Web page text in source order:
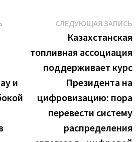
и
СЛЕДУЮЩАЯ ЗАПИСЬ
Казахстанская
топливная ассоциация
поддерживает курс
Президента на
цифровизацию: пора
перевести систему
распределения